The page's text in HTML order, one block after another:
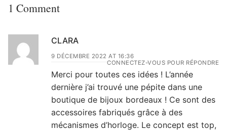
1 Comment
CLARA
9 DÉCEMBRE 2022 AT 16:36
CONNECTEZ-VOUS POUR RÉPONDRE
Merci pour toutes ces idées ! L’année
dernière j’ai trouvé une pépite dans une
boutique de bijoux bordeaux ! Ce sont des
accessoires fabriqués grâce à des
mécanismes d’horloge. Le concept est top,